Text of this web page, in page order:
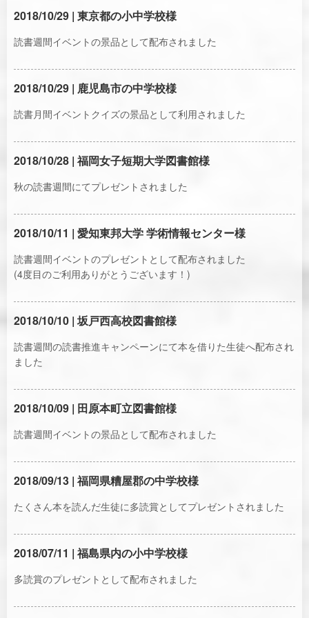
2018/10/29 | 東京都の小中学校様
読書週間イベントの景品として配布されました
2018/10/29 | 鹿児島市の中学校様
読書月間イベントクイズの景品として利用されました
2018/10/28 | 福岡女子短期大学図書館様
秋の読書週間にてプレゼントされました
2018/10/11 | 愛知東邦大学 学術情報センター様
読書週間イベントのプレゼントとして配布されました
(4度目のご利用ありがとうございます！)
2018/10/10 | 坂戸西高校図書館様
読書週間の読書推進キャンペーンにて本を借りた生徒へ配布され
ました
2018/10/09 | 田原本町立図書館様
読書週間イベントの景品として配布されました
2018/09/13 | 福岡県糟屋郡の中学校様
たくさん本を読んだ生徒に多読賞としてプレゼントされました
2018/07/11 | 福島県内の小中学校様
多読賞のプレゼントとして配布されました